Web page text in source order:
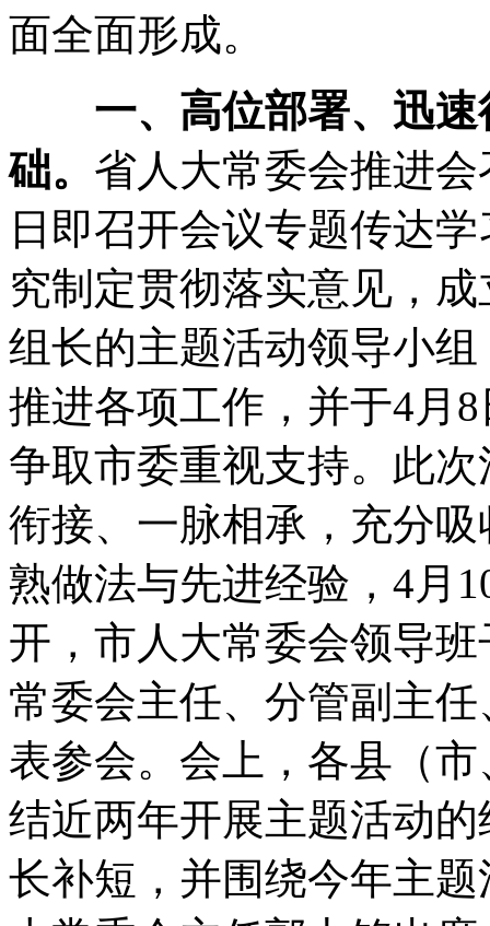
面全面形成。
一、高位部署、迅速
础。 省人大常委会推进会
日即召开会议专题传达
究制定贯彻落实意见 ，
组长的主题活动领导小组
推进各项工作 ， 并于4月
争取市委重视支持。 此
衔接、一脉相承 ， 充分
熟做法与先进经验 ， 4月
开 ， 市人大常委会领导班
常委会主任、分管副主
表参会。 会上 ， 各县（
结近两年开展主题活动
长补短 ， 并围绕今年主